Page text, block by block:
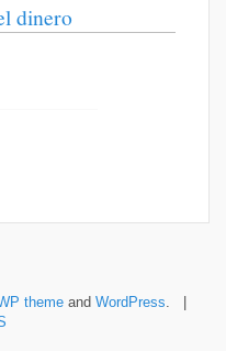
dinero
theme and WordPress. |